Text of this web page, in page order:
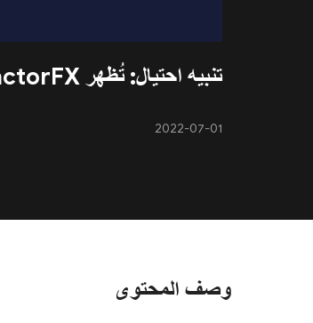
تنبيه احتيال: تُظهر RealFactorFX غير المرخصة دلائل على الشركة المستنسخة
2022-07-01
وصف المحتوى